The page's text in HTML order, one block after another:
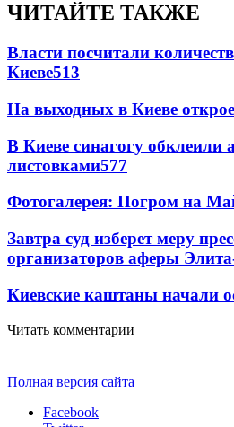
ЧИТАЙТЕ ТАКЖЕ
Власти посчитали
Киеве513
На выходных в Киеве
В Киеве синагогу обклеили
листовками577
Фотогалерея: Погром на
Завтра суд изберет меру
организаторов аферы
Киевские каштаны начали
Читать комментарии
Полная версия сайта
Facebook